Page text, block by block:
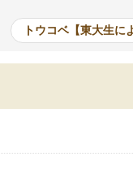
いただいたが、1時間の時
範囲は限られており、そ
なく、上手い活用の仕方が
トウコベ【東大生に